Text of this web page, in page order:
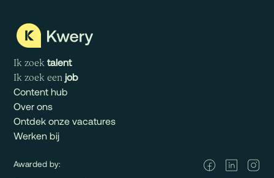
Ik zoek talent
Ik zoek een job
Content hub
Over ons
Ontdek onze vacatures
Werken bij
Awarded by: